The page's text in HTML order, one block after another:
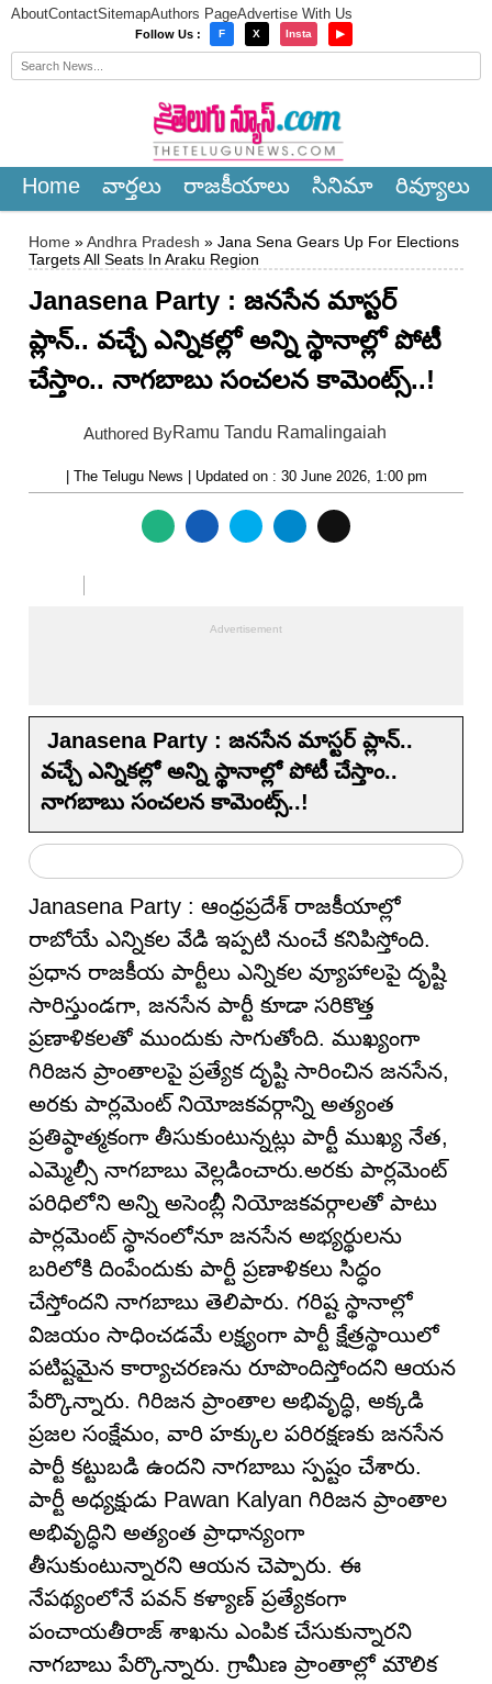
AboutContactSitemapAuthors PageAdvertise With Us
Follow Us : F X Insta ▶
Home వార్త‌లు రాజ‌కీయాలు సినిమా రివ్యూలు
Home »Andhra Pradesh » Jana Sena Gears Up For Elections
Targets All Seats In Araku Region
Janasena Party : జనసేన మాస్టర్
ప్లాన్.. వ‌చ్చే ఎన్నిక‌ల్లో అన్ని స్థానాల్లో పోటీ
చేస్తాం.. నాగ‌బాబు సంచ‌ల‌న కామెంట్స్‌..!
Authored ByRamu Tandu Ramalingaiah
| The Telugu News | Updated on : 30 June 2026, 1:00 pm
Janasena Party : జనసేన మాస్టర్ ప్లాన్..
వ‌చ్చే ఎన్నిక‌ల్లో అన్ని స్థానాల్లో పోటీ చేస్తాం..
నాగ‌బాబు సంచ‌ల‌న కామెంట్స్‌..!
Janasena Party : ఆంధ్రప్రదేశ్ రాజకీయాల్లో
రాబోయే ఎన్నికల వేడి ఇప్పటి నుంచే కనిపిస్తోంది.
ప్రధాన రాజకీయ పార్టీలు ఎన్నికల వ్యూహాలపై దృష్టి
సారిస్తుండగా, జనసేన పార్టీ కూడా సరికొత్త
ప్రణాళికలతో ముందుకు సాగుతోంది. ముఖ్యంగా
గిరిజన ప్రాంతాలపై ప్రత్యేక దృష్టి సారించిన జనసేన,
అరకు పార్లమెంట్ నియోజకవర్గాన్ని అత్యంత
ప్రతిష్ఠాత్మకంగా తీసుకుంటున్నట్లు పార్టీ ముఖ్య నేత,
ఎమ్మెల్సీ నాగబాబు వెల్లడించారు.అరకు పార్లమెంట్
పరిధిలోని అన్ని అసెంబ్లీ నియోజకవర్గాలతో పాటు
పార్లమెంట్ స్థానంలోనూ జనసేన అభ్యర్థులను
బరిలోకి దింపేందుకు పార్టీ ప్రణాళికలు సిద్ధం
చేస్తోందని నాగబాబు తెలిపారు. గరిష్ట స్థానాల్లో
విజయం సాధించడమే లక్ష్యంగా పార్టీ క్షేత్రస్థాయిలో
పటిష్టమైన కార్యాచరణను రూపొందిస్తోందని ఆయన
పేర్కొన్నారు. గిరిజన ప్రాంతాల అభివృద్ధి, అక్కడి
ప్రజల సంక్షేమం, వారి హక్కుల పరిరక్షణకు జనసేన
పార్టీ కట్టుబడి ఉందని నాగబాబు స్పష్టం చేశారు.
పార్టీ అధ్యక్షుడు Pawan Kalyan గిరిజన ప్రాంతాల
అభివృద్ధిని అత్యంత ప్రాధాన్యంగా
తీసుకుంటున్నారని ఆయన చెప్పారు. ఈ
నేపథ్యంలోనే పవన్ కళ్యాణ్ ప్రత్యేకంగా
పంచాయతీరాజ్ శాఖను ఎంపిక చేసుకున్నారని
నాగబాబు పేర్కొన్నారు. గ్రామీణ ప్రాంతాల్లో మౌలిక